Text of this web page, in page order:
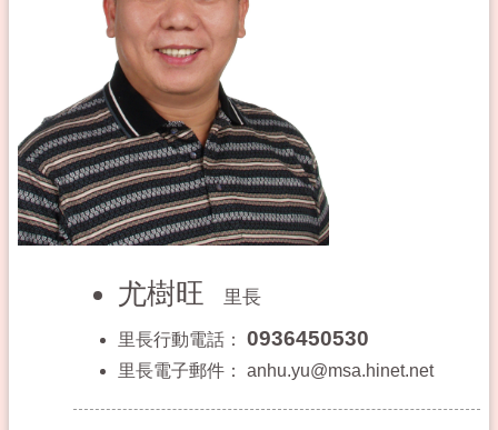
尤樹旺 里長
里長行動電話： 0936450530
里長電子郵件： anhu.yu@msa.hinet.net